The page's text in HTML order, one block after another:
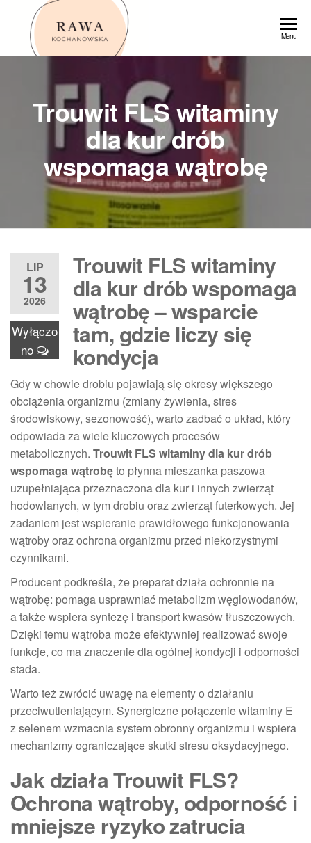
Przejdź
Menu
Trouwit FLS witaminy
dla kur drób
wspomaga wątrobę
LIP
13
2026
Wyłączo
no
Trouwit FLS witaminy
dla kur drób wspomaga
wątrobę – wsparcie
tam, gdzie liczy się
kondycja
Gdy w chowie drobiu pojawiają się okresy większego
obciążenia organizmu (zmiany żywienia, stres
środowiskowy, sezonowość), warto zadbać o układ, który
odpowiada za wiele kluczowych procesów
metabolicznych. Trouwit FLS witaminy dla kur drób
wspomaga wątrobęto płynna mieszanka paszowa
uzupełniająca przeznaczona dla kur i innych zwierząt
hodowlanych, w tym drobiu oraz zwierząt futerkowych. Jej
zadaniem jest wspieranie prawidłowego funkcjonowania
wątroby oraz ochrona organizmu przed niekorzystnymi
czynnikami.
Producent podkreśla, że preparat działa ochronnie na
wątrobę: pomaga usprawniać metabolizm węglowodanów,
a także wspiera syntezę i transport kwasów tłuszczowych.
Dzięki temu wątroba może efektywniej realizować swoje
funkcje, co ma znaczenie dla ogólnej kondycji i odporności
stada.
Warto też zwrócić uwagę na elementy o działaniu
przeciwutleniającym. Synergiczne połączenie witaminy E
z selenem wzmacnia system obronny organizmu i wspiera
mechanizmy ograniczające skutki stresu oksydacyjnego.
Jak działa Trouwit FLS?
Ochrona wątroby, odporność i
mniejsze ryzyko zatrucia